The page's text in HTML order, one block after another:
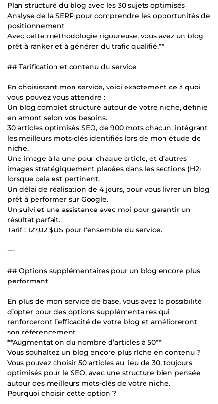
Plan structuré du blog avec les 30 sujets optimisés
Analyse de la SERP pour comprendre les opportunités de
positionnement
Avec cette méthodologie rigoureuse, vous avez un blog
prêt à ranker et à générer du trafic qualifié.**
## Tarification et contenu du service
En choisissant mon service, voici exactement ce à quoi
vous pouvez vous attendre :
Un blog complet structuré autour de votre niche, définie
en amont selon vos besoins.
30 articles optimisés SEO, de 900 mots chacun, intégrant
les meilleurs mots-clés identifiés lors de mon étude de
niche.
Une image à la une pour chaque article, et d’autres
images stratégiquement placées dans les sections (H2)
lorsque cela est pertinent.
Un délai de réalisation de 4 jours, pour vous livrer un blog
prêt à performer sur Google.
Un suivi et une assistance avec moi pour garantir un
résultat parfait.
Tarif : 127,02 $US pour l’ensemble du service.
---
## Options supplémentaires pour un blog encore plus
performant
En plus de mon service de base, vous avez la possibilité
d’opter pour des options supplémentaires qui
renforceront l’efficacité de votre blog et amélioreront
son référencement.
**Augmentation du nombre d’articles à 50**
Vous souhaitez un blog encore plus riche en contenu ?
Vous pouvez choisir 50 articles au lieu de 30, toujours
optimisés pour le SEO, avec une structure bien pensée
autour des meilleurs mots-clés de votre niche.
Pourquoi choisir cette option ?